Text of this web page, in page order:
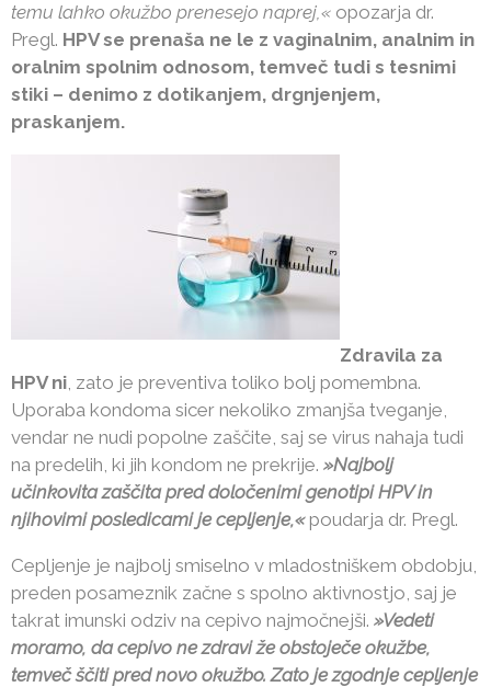
temu lahko okužbo prenesejo naprej,« opozarja dr.
Pregl. HPV se prenaša ne le z vaginalnim, analnim in
oralnim spolnim odnosom, temveč tudi s tesnimi
stiki – denimo z dotikanjem, drgnjenjem,
praskanjem.
Zdravila za
HPV ni, zato je preventiva toliko bolj pomembna.
Uporaba kondoma sicer nekoliko zmanjša tveganje,
vendar ne nudi popolne zaščite, saj se virus nahaja tudi
na predelih, ki jih kondom ne prekrije. »Najbolj
učinkovita zaščita pred določenimi genotipi HPV in
njihovimi posledicami je cepljenje,«poudarja dr. Pregl.
Cepljenje je najbolj smiselno v mladostniškem obdobju,
preden posameznik začne s spolno aktivnostjo, saj je
takrat imunski odziv na cepivo najmočnejši. »Vedeti
moramo, da cepivo ne zdravi že obstoječe okužbe,
temveč ščiti pred novo okužbo. Zato je zgodnje cepljenje